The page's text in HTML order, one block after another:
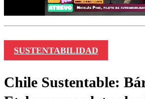
SUSTENTABILIDAD
Chile Sustentable: